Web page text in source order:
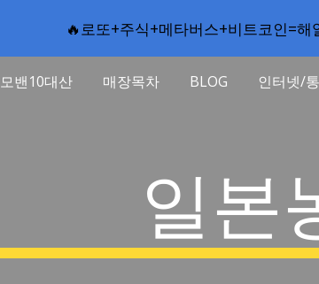
Skip to main content
🔥로또+주식+메타버스+비트코인=해
모밴10대산 매장목차 BLOG 인터넷/
일본